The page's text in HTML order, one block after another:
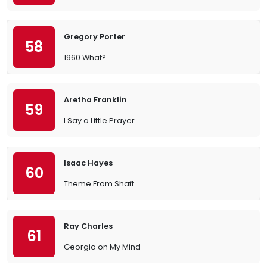
58
Gregory Porter
1960 What?
59
Aretha Franklin
I Say a Little Prayer
60
Isaac Hayes
Theme From Shaft
61
Ray Charles
Georgia on My Mind